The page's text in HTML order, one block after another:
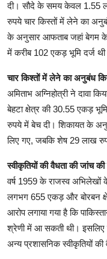
दी। सौदे के समय केवल 1.55
रुपये चार किस्तों में लेने का
के अनुसार आफताब जहां बेगम
में करीब 102 एकड़ भूमि दर्ज
चार किश्तों में लेने का अनुबंध
अमिताभ अग्निहोत्री ने दावा
बेहटा क्षेत्र की 30.55 एकड़
रुपये में बेच दी। शिकायत के
लिए गए, जबकि शेष 29 लाख
स्वीकृतियों की वैधता की जांच की
वर्ष 1959 के राजस्व
लगभग 655 एकड़ और बोरबन
आरोप लगाया गया है कि
श्रेणी में आ सकती थी। इसलिए
अन्य प्रशासनिक स्वीकृतियों की